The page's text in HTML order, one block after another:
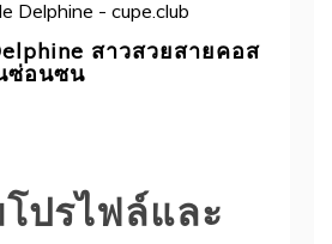
สาวสวยสายคอส
ซ่อนซน
ปรไฟล์และ